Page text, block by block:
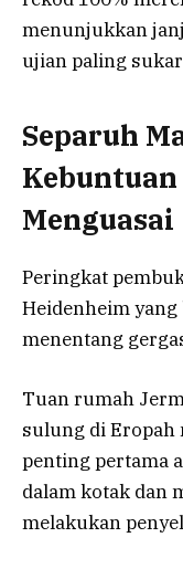
menunjukkan
ujian paling
Separuh
Kebuntuan
Menguasai
Peringkat
Heidenheim
menentang
Tuan rumah
sulung di Eropah
penting pertama
dalam kotak dan
melakukan